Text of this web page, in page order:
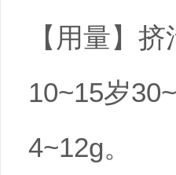
【用量】
10~15岁
4~12g。